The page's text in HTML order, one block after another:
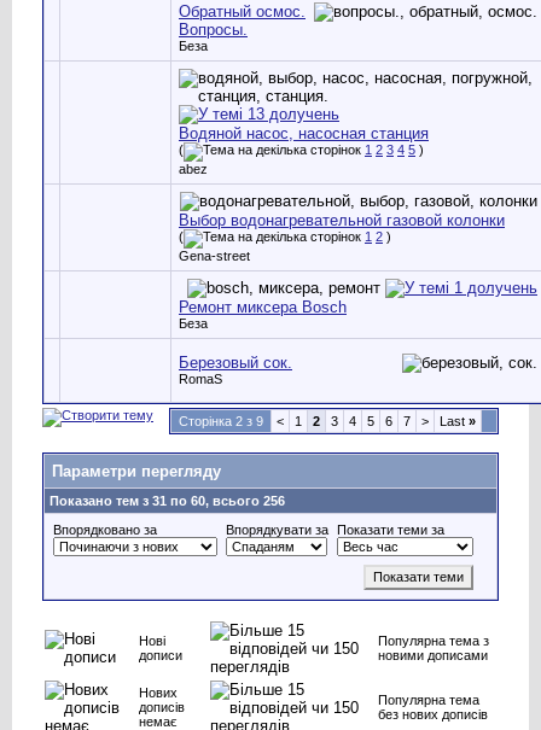
Обратный осмос.
Вопросы.
Беза
Водяной насос, насосная станция
( 1 2 3 4 5 )
abez
Выбор водонагревательной газовой колонки
( 1 2 )
Gena-street
Ремонт миксера Bosch
Беза
Березовый сок.
RomaS
Сторінка 2 з 9 < 1 2 3 4 5 6 7 > Last »
Параметри перегляду
Показано тем з 31 по 60, всього 256
Впорядковано за
Впорядкувати за Показати теми за
Нові
дописи
Популярна тема з
новими дописами
Нових
дописів
немає
Популярна тема
без нових дописів